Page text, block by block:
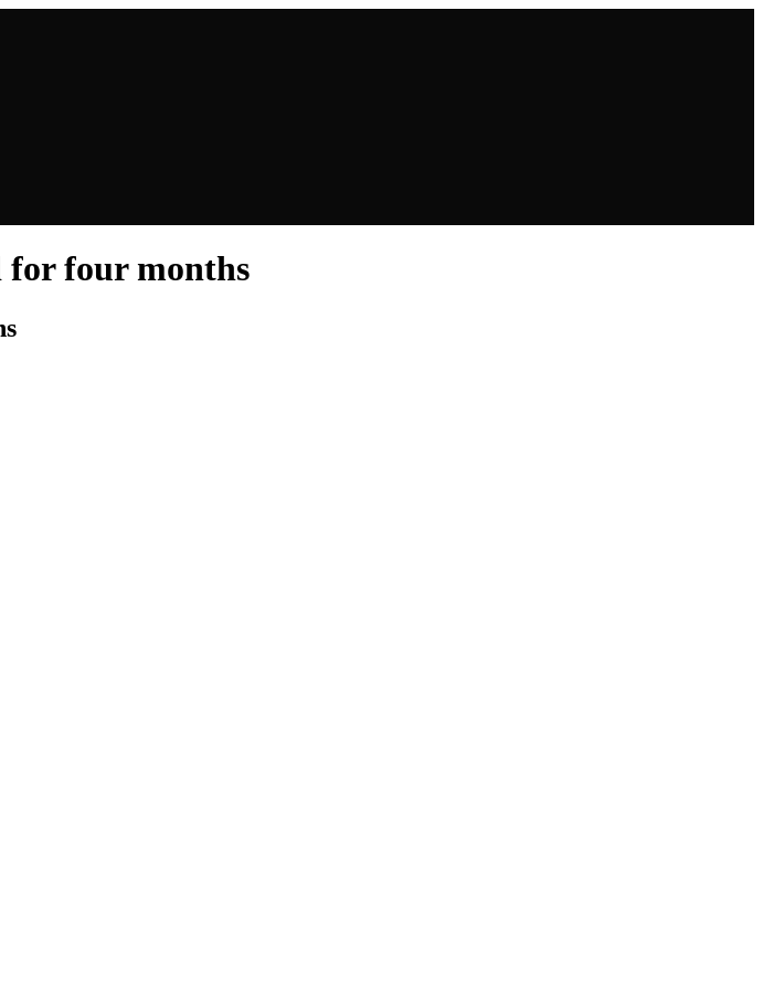
for four months